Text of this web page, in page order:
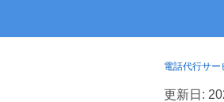
電話代行サー
更新日: